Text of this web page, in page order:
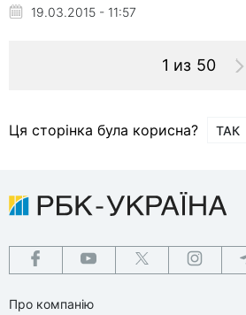
19.03.2015 - 11:57
1 из 50
Ця сторінка була корисна? ТАК
Про компанію